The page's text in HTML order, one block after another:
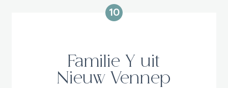
alle tijd neemt en alles goed uitlegt. Ook
ging ze heel goed met onze kinderen om.
10
Familie Y uit
Nieuw Vennep